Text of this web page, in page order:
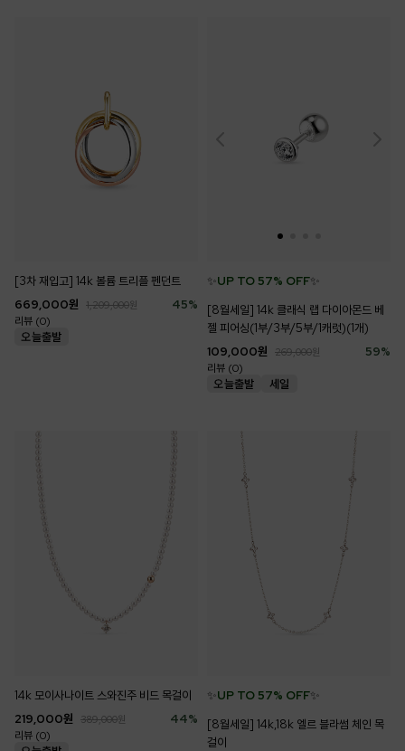
[3차 재입고] 14k 볼륨 트리플 펜던트
45%
669,000원 1,209,000원
리뷰 (0)
✨UP TO 57% OFF✨
[8월세일] 14k 클래식 랩 다이아몬드 베
젤 피어싱(1부/3부/5부/1캐럿)(1개)
59%
109,000원 269,000원
리뷰 (0)
14k 모이사나이트 스와진주 비드 목걸이
44%
219,000원 389,000원
리뷰 (0)
✨UP TO 57% OFF✨
[8월세일] 14k,18k 엘르 블라썸 체인 목
걸이